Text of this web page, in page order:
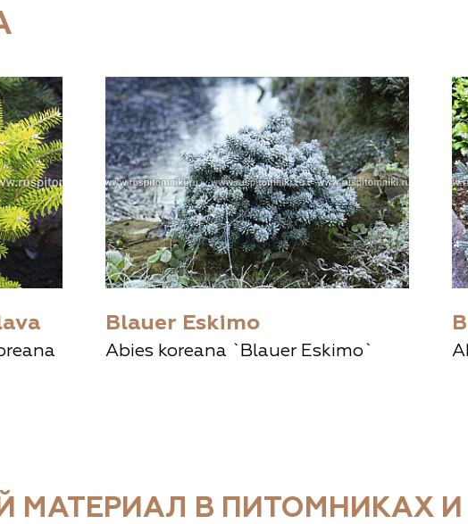
Blauer Eskimo
Abies koreana `Blauer Eskimo`
МАТЕРИАЛ В ПИТОМНИКАХ И